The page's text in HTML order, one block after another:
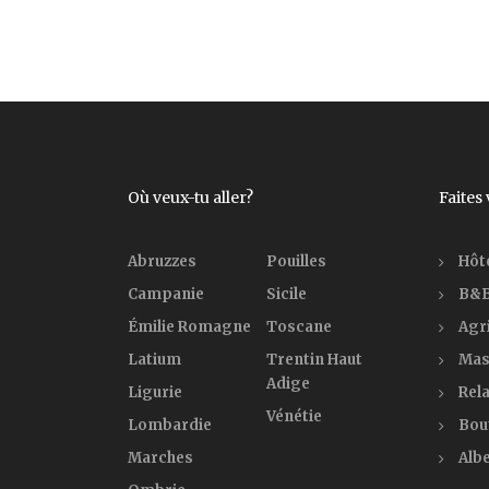
Où veux-tu aller?
Abruzzes
Campanie
Émilie Romagne
Latium
Ligurie
Lombardie
Marches
Pouilles
Sicile
Toscane
Trentin Haut
Adige
Vénétie
Faites